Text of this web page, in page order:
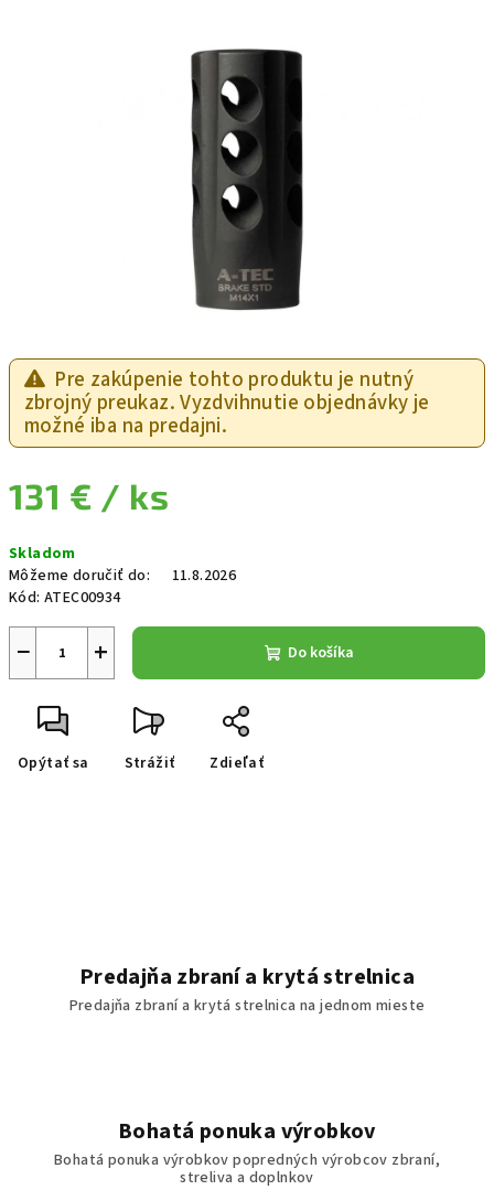
Pre zakúpenie tohto produktu je nutný
zbrojný preukaz. Vyzdvihnutie objednávky je
možné iba na predajni.
131 € / ks
Skladom
Môžeme doručiť do:
11.8.2026
Kód: ATEC00934
+
− Do košíka
Opýtať sa Strážiť Zdieľať
Predajňa zbraní a krytá strelnica
Predajňa zbraní a krytá strelnica na jednom mieste
Bohatá ponuka výrobkov
Bohatá ponuka výrobkov popredných výrobcov zbraní,
streliva a doplnkov